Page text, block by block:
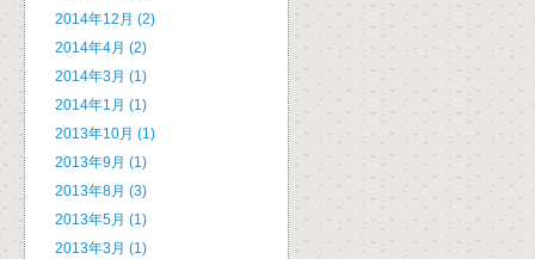
2014年12月 (2)
2014年4月 (2)
2014年3月 (1)
2014年1月 (1)
2013年10月 (1)
2013年9月 (1)
2013年8月 (3)
2013年5月 (1)
2013年3月 (1)